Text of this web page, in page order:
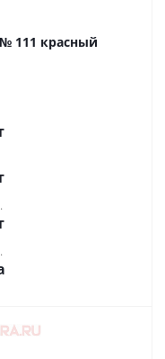
111 красный